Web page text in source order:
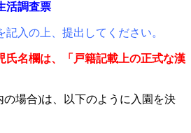
活調査票
入の上、提出してください。
名欄は、「戸籍記載上の正式な漢
場合)は、以下のように入園を決